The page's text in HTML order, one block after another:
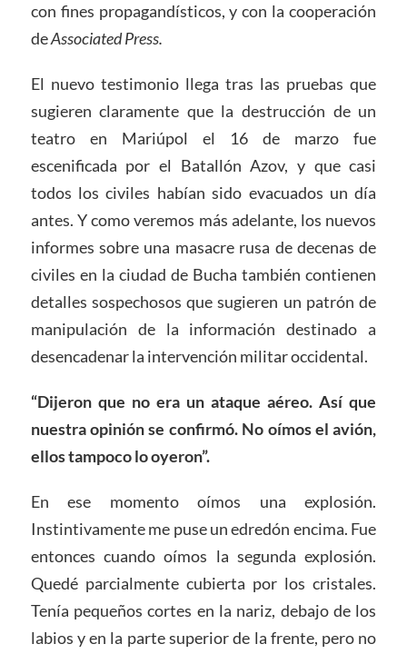
con fines propagandísticos, y con la cooperación
deAssociated Press.
El nuevo testimonio llega tras las pruebas que
sugieren claramente que la destrucción de un
teatro en Mariúpol el 16 de marzo fue
escenificada por el Batallón Azov, y que casi
todos los civiles habían sido evacuados un día
antes. Y como veremos más adelante, los nuevos
informes sobre una masacre rusa de decenas de
civiles en la ciudad de Bucha también contienen
detalles sospechosos que sugieren un patrón de
manipulación de la información destinado a
desencadenar la intervención militar occidental.
“Dijeron que no era un ataque aéreo. Así que
nuestra opinión se confirmó. No oímos el avión,
ellos tampoco lo oyeron”.
En ese momento oímos una explosión.
Instintivamente me puse un edredón encima. Fue
entonces cuando oímos la segunda explosión.
Quedé parcialmente cubierta por los cristales.
Tenía pequeños cortes en la nariz, debajo de los
labios y en la parte superior de la frente, pero no